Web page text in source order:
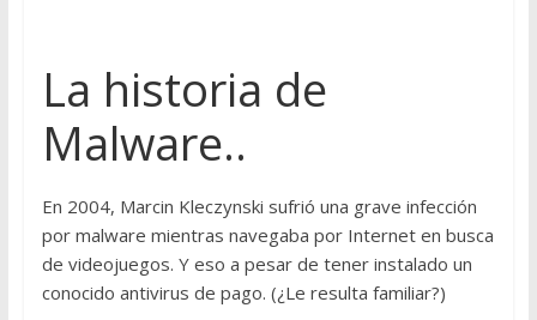
La historia de
Malware..
En 2004, Marcin Kleczynski sufrió una grave infección
por malware mientras navegaba por Internet en busca
de videojuegos. Y eso a pesar de tener instalado un
conocido antivirus de pago. (¿Le resulta familiar?)